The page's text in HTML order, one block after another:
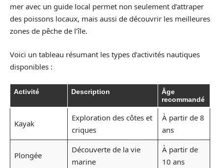
mer avec un guide local permet non seulement d’attraper
des poissons locaux, mais aussi de découvrir les meilleures
zones de pêche de l’île.
Voici un tableau résumant les types d’activités nautiques
disponibles :
Activité Description
Âge
recommandé
Kayak
Exploration des côtes et
criques
À partir de 8
ans
Plongée
Découverte de la vie
marine
À partir de
10 ans